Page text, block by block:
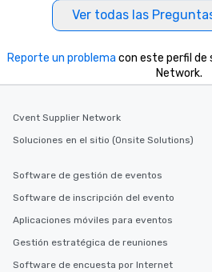
Ver todas las
Reporte un problema con este perfil de
Network.
Cvent Supplier Network
Soluciones en el sitio (Onsite Solutions)
Software de gestión de eventos
Software de inscripción del evento
Aplicaciones móviles para eventos
Gestión estratégica de reuniones
Software de encuesta por Internet